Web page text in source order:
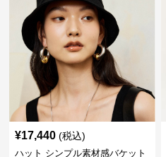
¥17,440 (税込)
ハット シンプル素材感バケット